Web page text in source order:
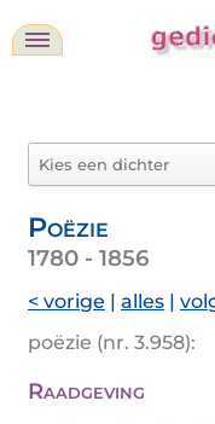
Poëzie
1780 - 1856
< vorige | alles |
poëzie (nr. 3.958):
Raadgeving